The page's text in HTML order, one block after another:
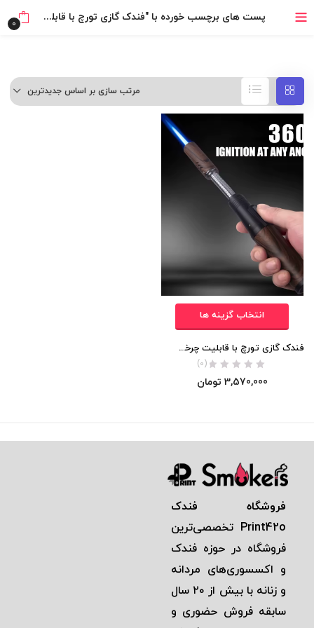
بدون ضامن، بدون سود پست های برچسب خورده با "فندک گازی تورچ با قابلیت چرخش شعله 360 درجه برند HONEST اورجینال" 0
مرتب سازی بر اساس جدیدترین
انتخاب گزینه ها
فندک گازی تورچ با قابلیت چرخش شعله 360 درجه برند HONEST اورجینال
(0)
3,570,000 تومان
فروشگاه فندک
Print42o تخصصی‌ترين
فروشگاه در حوزه فندک
و اكسسوری‌های مردانه
و زنانه با بيش از ٢٠ سال
سابقه فروش حضوری و